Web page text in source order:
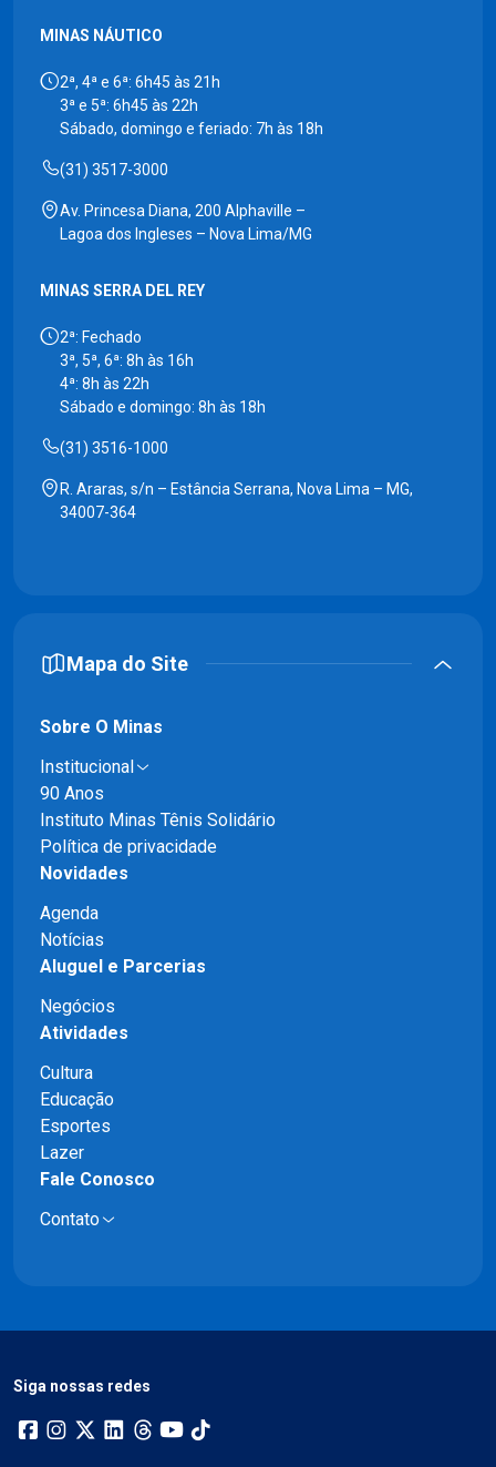
MINAS NÁUTICO
2ª, 4ª e 6ª: 6h45 às 21h
3ª e 5ª: 6h45 às 22h
Sábado, domingo e feriado: 7h às 18h
(31) 3517-3000
Av. Princesa Diana, 200 Alphaville –
Lagoa dos Ingleses – Nova Lima/MG
MINAS SERRA DEL REY
2ª: Fechado
3ª, 5ª, 6ª: 8h às 16h
4ª: 8h às 22h
Sábado e domingo: 8h às 18h
(31) 3516-1000
R. Araras, s/n – Estância Serrana, Nova Lima – MG,
34007-364
Mapa do Site
Sobre O Minas
Institucional
90 Anos
Instituto Minas Tênis Solidário
Política de privacidade
Novidades
Agenda
Notícias
Aluguel e Parcerias
Negócios
Atividades
Cultura
Educação
Esportes
Lazer
Fale Conosco
Contato
Siga nossas redes